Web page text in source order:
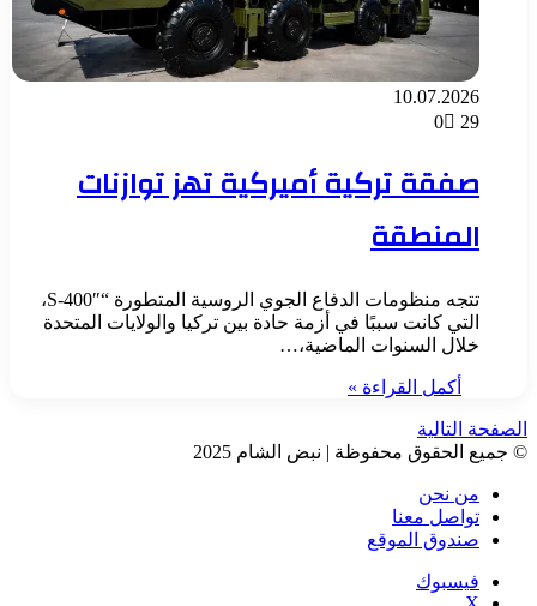
10.07.2026
0
29
صفقة تركية أميركية تهز توازنات
المنطقة
تتجه منظومات الدفاع الجوي الروسية المتطورة “S-400″،
التي كانت سببًا في أزمة حادة بين تركيا والولايات المتحدة
خلال السنوات الماضية،…
أكمل القراءة »
الصفحة التالية
© جميع الحقوق محفوظة | نبض الشام 2025
من نحن
تواصل معنا
صندوق الموقع
فيسبوك